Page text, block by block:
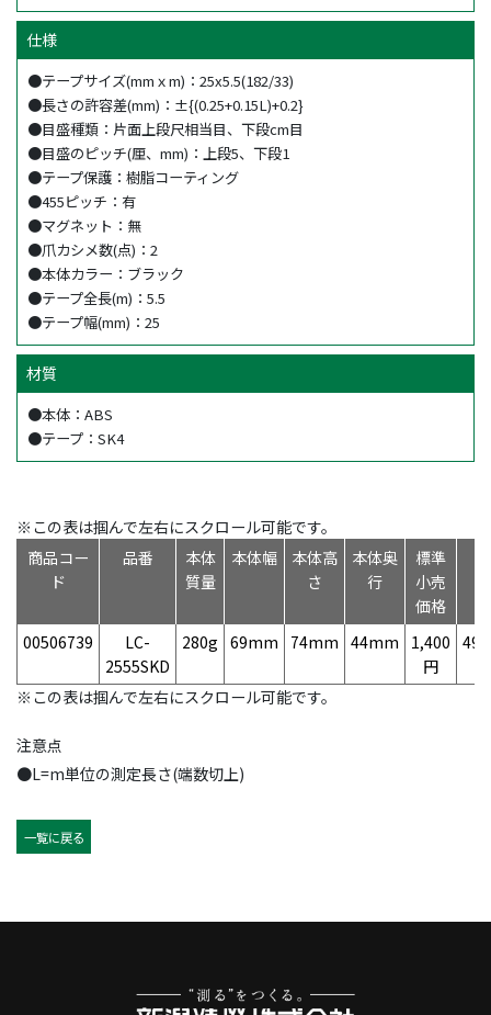
仕様
●テープサイズ(mmｘm)：25x5.5(182/33)
●長さの許容差(mm)：±{(0.25+0.15L)+0.2}
●目盛種類：片面上段尺相当目、下段cm目
●目盛のピッチ(厘、mm)：上段5、下段1
●テープ保護：樹脂コーティング
●455ピッチ：有
●マグネット：無
●爪カシメ数(点)：2
●本体カラー：ブラック
●テープ全長(m)：5.5
●テープ幅(mm)：25
材質
●本体：ABS
●テープ：SK4
※この表は掴んで左右にスクロール可能です。
商品コー
ド
品番
本体
質量
本体幅
本体高
さ
本体奥
行
標準
小売
価格
00506739
LC-
2555SKD
280g 69mm 74mm 44mm
1,400
円
※この表は掴んで左右にスクロール可能です。
注意点
●L=m単位の測定長さ(端数切上)
一覧に戻る